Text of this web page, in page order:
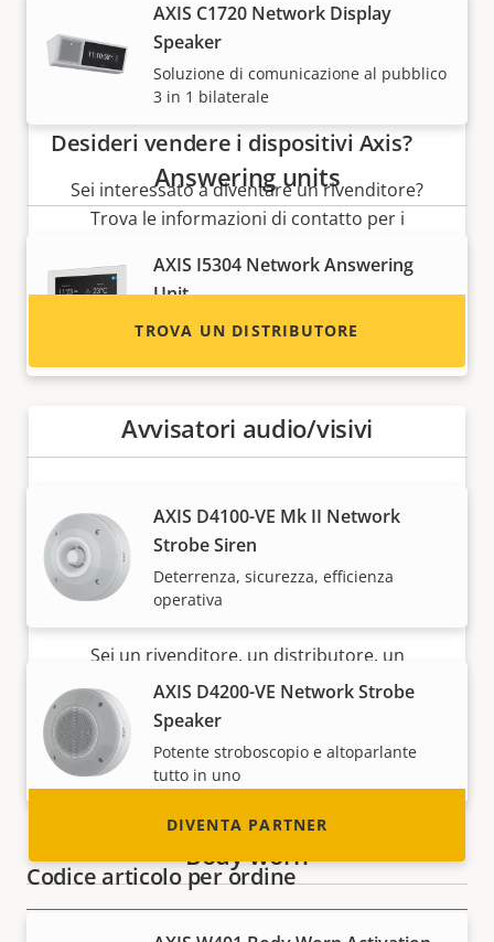
AXIS C1720 Network Display
Speaker
Soluzione di comunicazione al pubblico
3 in 1 bilaterale
Answering units
AXIS I5304 Network Answering
Unit
Dispositivo di comunicazione elegante e
Avvisatori audio/visivi
AXIS D4100-VE Mk II Network
Strobe Siren
Deterrenza, sicurezza, efficienza
operativa
AXIS D4200-VE Network Strobe
Speaker
Potente stroboscopio e altoparlante
tutto in uno
Body worn
Desideri vendere i dispositivi Axis?
Sei interessato a diventare un rivenditore?
Trova le informazioni di contatto per i
TROVA UN DISTRIBUTORE
Diventa partner
Sei un rivenditore, un distributore, un
installatore o un integratore di sistemi?
Abbiamo partner in quasi tutti i paesi del
mondo. Scopri come diventarlo!
DIVENTA PARTNER
Codice articolo per ordine